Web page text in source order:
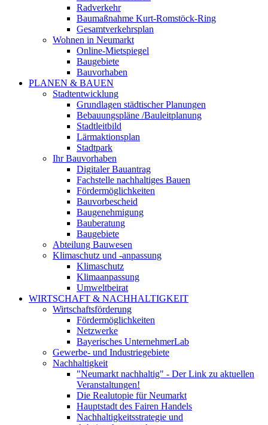
Radverkehr
Baumaßnahme Kurt-Romstöck-Ring
Gesamtverkehrsplan
Wohnen in Neumarkt
Online-Mietspiegel
Baugebiete
Bauvorhaben
PLANEN & BAUEN
Stadtentwicklung
Grundlagen städtischer Planungen
Bebauungspläne /Bauleitplanung
Stadtleitbild
Lärmaktionsplan
Stadtpark
Ihr Bauvorhaben
Digitaler Bauantrag
Fachstelle nachhaltiges Bauen
Fördermöglichkeiten
Bauvorbescheid
Baugenehmigung
Bauberatung
Baugebiete
Abteilung Bauwesen
Klimaschutz und -anpassung
Klimaschutz
Klimaanpassung
Umweltbeirat
WIRTSCHAFT & NACHHALTIGKEIT
Wirtschaftsförderung
Fördermöglichkeiten
Netzwerke
Bayerisches UnternehmerLab
Gewerbe- und Industriegebiete
Nachhaltigkeit
"Neumarkt nachhaltig" - Der Link zu aktuellen
Veranstaltungen!
Die Realutopie für Neumarkt
Hauptstadt des Fairen Handels
Nachhaltigkeitsstrategie und